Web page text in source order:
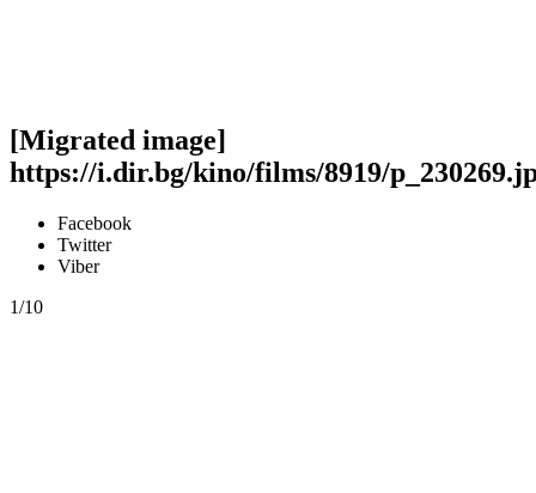
[Migrated image]
https://i.dir.bg/kino/films/8919/
Facebook
Twitter
Viber
1/10